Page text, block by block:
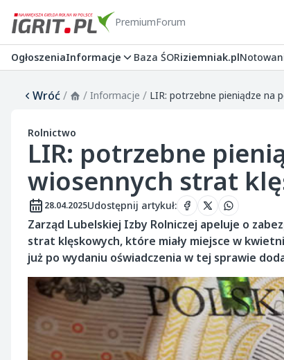
PremiumForum
OgłoszeniaInformacje Baza ŚORiziemniak.pl
Wróć/ / Informacje / LIR: potrzebne pieniądze na
Rolnictwo
LIR: potrzebne
wiosennych strat
28.04.2025Udostępnij artykuł:
Zarząd Lubelskiej Izby Rolniczej apeluje o
strat klęskowych, które miały miejsce w
już po wydaniu oświadczenia w tej sprawie